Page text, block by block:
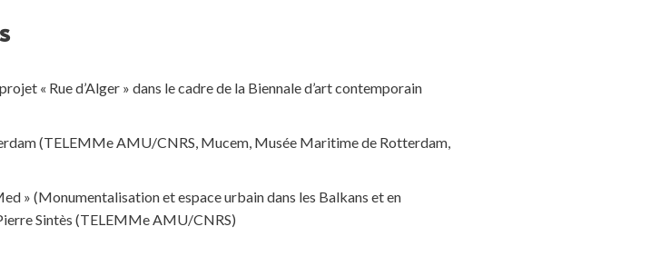
« Rue d’Alger » dans le cadre de la Biennale d’art contemporain
(TELEMMe AMU/CNRS, Mucem, Musée Maritime de Rotterdam,
» (Monumentalisation et espace urbain dans les Balkans et en
Sintès (TELEMMe AMU/CNRS)